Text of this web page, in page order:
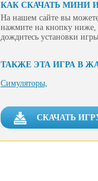
КАК СКАЧАТЬ МИНИ
На нашем сайте вы
нажмите на кнопку ниже,
дождитесь установки
ТАКЖЕ ЭТА ИГРА В
Симуляторы,
СКАЧАТЬ